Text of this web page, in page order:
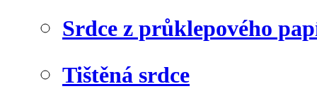
Srdce z průklepového
Tištěná srdce